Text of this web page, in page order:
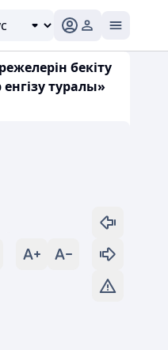
бекіту
туралы»